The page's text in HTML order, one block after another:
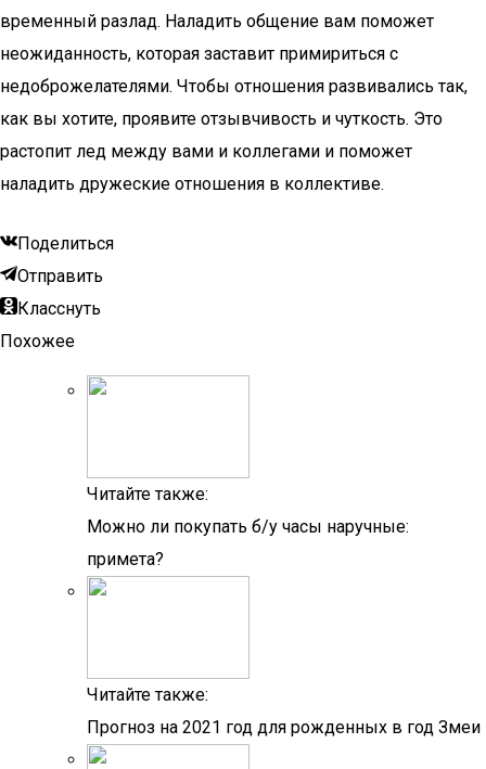
временный разлад. Наладить общение вам поможет
неожиданность, которая заставит примириться с
недоброжелателями. Чтобы отношения развивались так,
как вы хотите, проявите отзывчивость и чуткость. Это
растопит лед между вами и коллегами и поможет
наладить дружеские отношения в коллективе.
Поделиться
Отправить
Класснуть
Похожее
Читайте также:
Можно ли покупать б/у часы наручные:
примета?
Читайте также:
Прогноз на 2021 год для рожденных в год Змеи